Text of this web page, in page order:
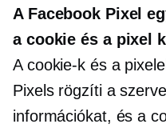
A Facebook Pixel
a cookie és a pixel
A cookie-k és a
Pixels rögzíti a
információkat, és a